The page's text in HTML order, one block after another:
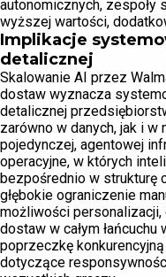
autonomicznych, zespoły
wyższej wartości,
Implikacje
detalicznej
Skalowanie AI przez
dostaw wyznacza
detalicznej
zarówno w danych, jak i
pojedynczej, agentowej
operacyjne, w których
bezpośrednio w strukturę
głębokie ograniczenie
możliwości
dostaw w całym
poprzeczkę
dotyczące